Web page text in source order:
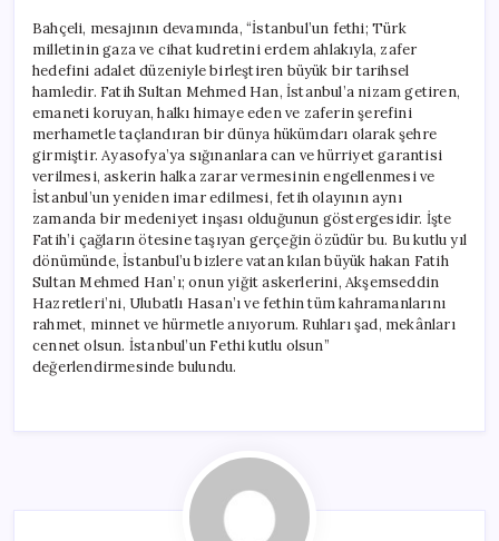
Bahçeli, mesajının devamında, “İstanbul’un fethi; Türk
milletinin gaza ve cihat kudretini erdem ahlakıyla, zafer
hedefini adalet düzeniyle birleştiren büyük bir tarihsel
hamledir. Fatih Sultan Mehmed Han, İstanbul’a nizam getiren,
emaneti koruyan, halkı himaye eden ve zaferin şerefini
merhametle taçlandıran bir dünya hükümdarı olarak şehre
girmiştir. Ayasofya’ya sığınanlara can ve hürriyet garantisi
verilmesi, askerin halka zarar vermesinin engellenmesi ve
İstanbul’un yeniden imar edilmesi, fetih olayının aynı
zamanda bir medeniyet inşası olduğunun göstergesidir. İşte
Fatih’i çağların ötesine taşıyan gerçeğin özüdür bu. Bu kutlu yıl
dönümünde, İstanbul’u bizlere vatan kılan büyük hakan Fatih
Sultan Mehmed Han’ı; onun yiğit askerlerini, Akşemseddin
Hazretleri’ni, Ulubatlı Hasan’ı ve fethin tüm kahramanlarını
rahmet, minnet ve hürmetle anıyorum. Ruhları şad, mekânları
cennet olsun. İstanbul’un Fethi kutlu olsun”
değerlendirmesinde bulundu.